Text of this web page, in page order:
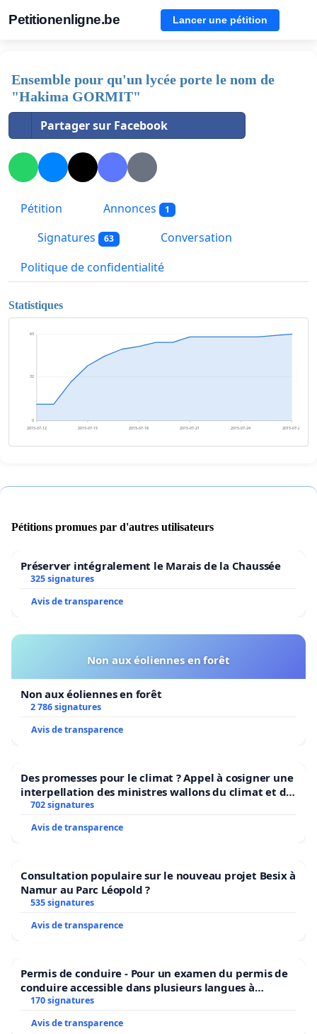
Petitionenligne.be Lancer une pétition
Ensemble pour qu'un lycée porte le nom de
"Hakima GORMIT"
Partager sur Facebook
Pétition Annonces 1
Signatures 63
Conversation
Politique de confidentialité
Statistiques
0
32
63
2015-07-12 2015-07-15 2015-07-18 2015-07-21 2015-07-24 2015-07-27
Pétitions promues par d'autres utilisateurs
Préserver intégralement le Marais de la Chaussée
325 signatures
Avis de transparence
Non aux éoliennes en forêt
Non aux éoliennes en forêt
2 786 signatures
Avis de transparence
Des promesses pour le climat ? Appel à cosigner une
interpellation des ministres wallons du climat et de
l’environnement.
702 signatures
Avis de transparence
Consultation populaire sur le nouveau projet Besix à
Namur au Parc Léopold ?
535 signatures
Avis de transparence
Permis de conduire - Pour un examen du permis de
conduire accessible dans plusieurs langues à
Bruxelles
170 signatures
Avis de transparence